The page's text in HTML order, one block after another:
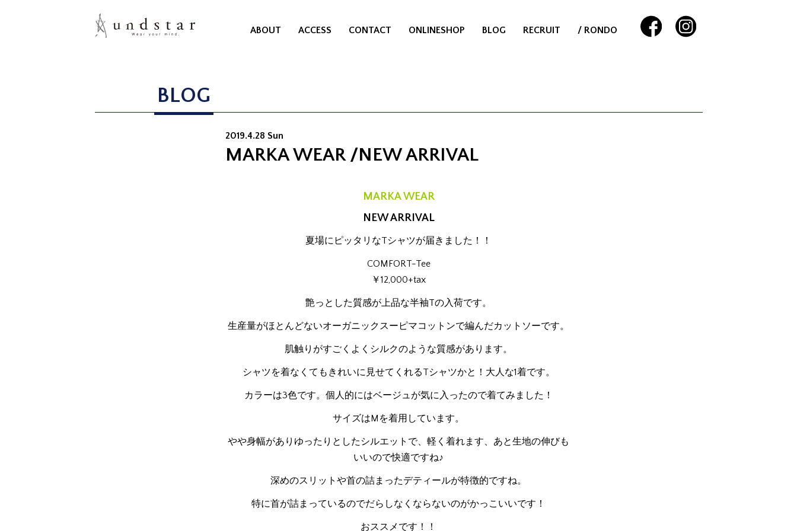
ABOUT ACCESS CONTACT ONLINESHOP BLOG RECRUIT / RONDO
BLOG
2019.4.28 Sun
MARKA WEAR /NEW ARRIVAL
MARKA WEAR
NEW ARRIVAL
夏場にピッタリなTシャツが届きました！！
COMFORT-Tee
￥12,000+tax
艶っとした質感が上品な半袖Tの入荷です。
生産量がほとんどないオーガニックスーピマコットンで編んだカットソーです。
肌触りがすごくよくシルクのような質感があります。
シャツを着なくてもきれいに見せてくれるTシャツかと！大人な1着です。
カラーは3色です。個人的にはベージュが気に入ったので着てみました！
サイズはMを着用しています。
やや身幅がありゆったりとしたシルエットで、軽く着れます、あと生地の伸びも
いいので快適ですね♪
深めのスリットや首の詰まったデティールが特徴的ですね。
特に首が詰まっているのでだらしなくならないのがかっこいいです！
おススメです！！